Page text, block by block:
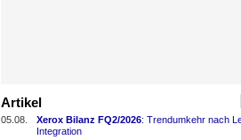
Artikel
05.08.
Xerox Bilanz FQ2/2026: Trendumkehr nach
Integration